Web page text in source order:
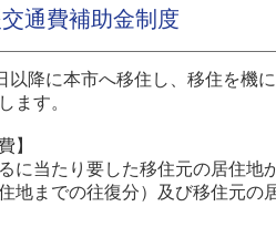
通費補助金制度
以降に本市へ移住し、移住を機
ます。
】
に当たり要した移住元の居住地
地までの往復分）及び移住元